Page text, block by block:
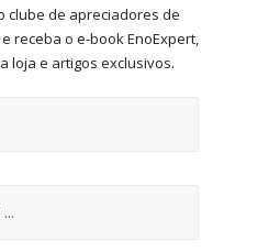
clube de apreciadores de
receba o e-book EnoExpert,
loja e artigos exclusivos.